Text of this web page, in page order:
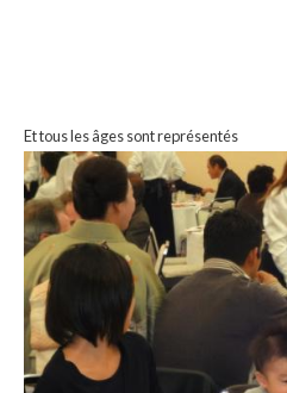
Et tous les âges sont représentés